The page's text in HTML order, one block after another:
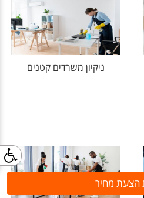
הצעת מחיר
ניקיון משרדים קטנים